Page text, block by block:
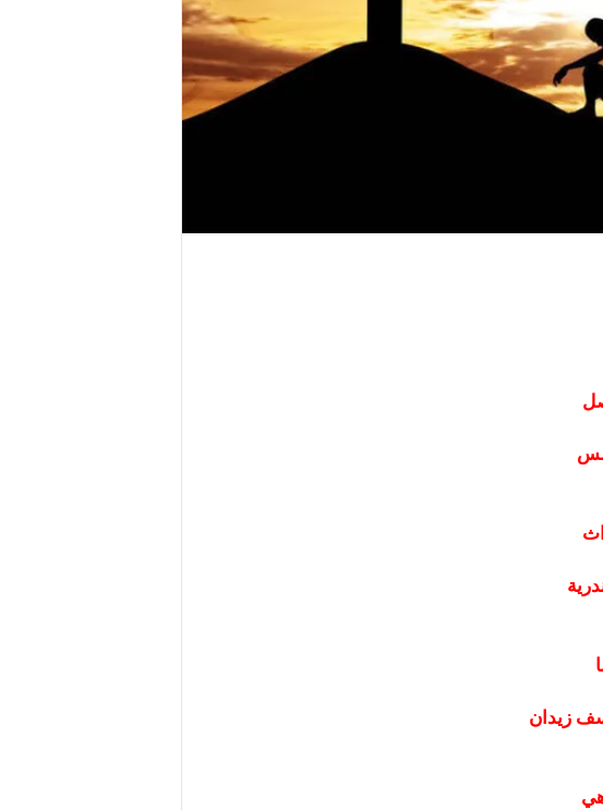
زيدان